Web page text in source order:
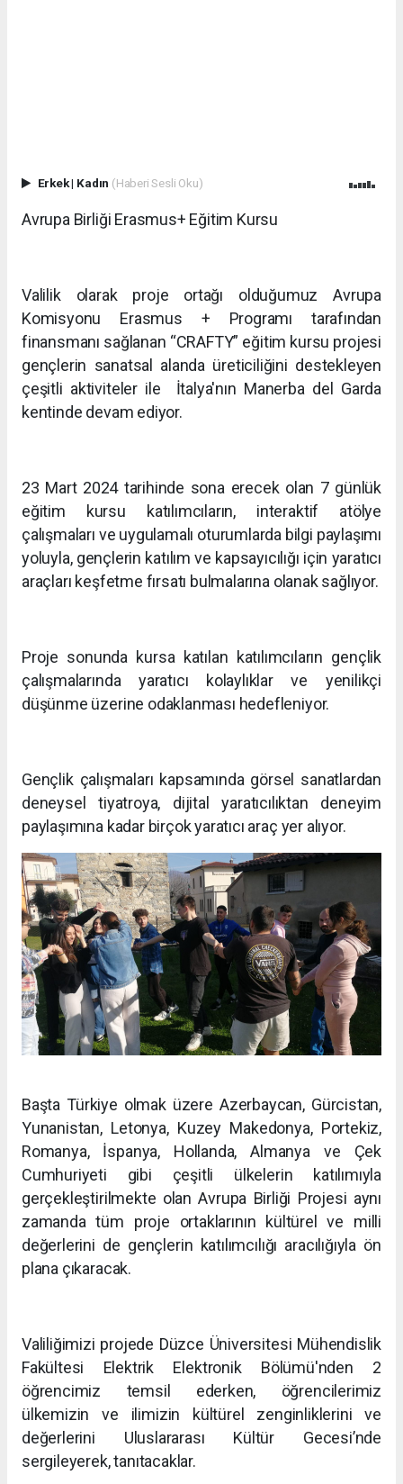
Erkek| Kadın (Haberi Sesli Oku)
Avrupa Birliği Erasmus+ Eğitim Kursu
Valilik olarak proje ortağı olduğumuz Avrupa
Komisyonu Erasmus + Programı tarafından
finansmanı sağlanan “CRAFTY” eğitim kursu projesi
gençlerin sanatsal alanda üreticiliğini destekleyen
çeşitli aktiviteler ile İtalya'nın Manerba del Garda
kentinde devam ediyor.
23 Mart 2024 tarihinde sona erecek olan 7 günlük
eğitim kursu katılımcıların, interaktif atölye
çalışmaları ve uygulamalı oturumlarda bilgi paylaşımı
yoluyla, gençlerin katılım ve kapsayıcılığı için yaratıcı
araçları keşfetme fırsatı bulmalarına olanak sağlıyor.
Proje sonunda kursa katılan katılımcıların gençlik
çalışmalarında yaratıcı kolaylıklar ve yenilikçi
düşünme üzerine odaklanması hedefleniyor.
Gençlik çalışmaları kapsamında görsel sanatlardan
deneysel tiyatroya, dijital yaratıcılıktan deneyim
paylaşımına kadar birçok yaratıcı araç yer alıyor.
Başta Türkiye olmak üzere Azerbaycan, Gürcistan,
Yunanistan, Letonya, Kuzey Makedonya, Portekiz,
Romanya, İspanya, Hollanda, Almanya ve Çek
Cumhuriyeti gibi çeşitli ülkelerin katılımıyla
gerçekleştirilmekte olan Avrupa Birliği Projesi aynı
zamanda tüm proje ortaklarının kültürel ve milli
değerlerini de gençlerin katılımcılığı aracılığıyla ön
plana çıkaracak.
Valiliğimizi projede Düzce Üniversitesi Mühendislik
Fakültesi Elektrik Elektronik Bölümü'nden 2
öğrencimiz temsil ederken, öğrencilerimiz
ülkemizin ve ilimizin kültürel zenginliklerini ve
değerlerini Uluslararası Kültür Gecesi’nde
sergileyerek, tanıtacaklar.